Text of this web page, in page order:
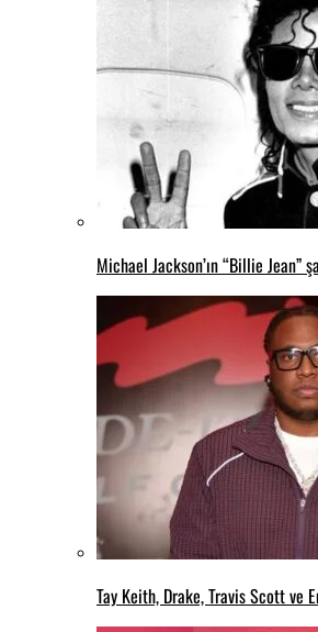
Michael Jackson’ın “Billie Jean”
Tay Keith, Drake, Travis Scott ve